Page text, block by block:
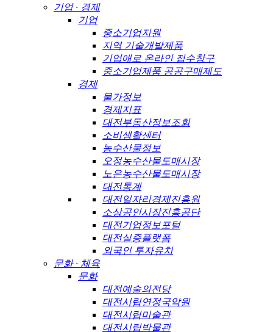
기업 · 경제
기업
중소기업지원
지역 기술개발제품
기업애로 온라인 접수창구
중소기업제품 공공구매제도
경제
물가정보
경제지표
대전부동산정보조회
소비생활센터
농수산물정보
오정농수산물도매시장
노은농수산물도매시장
대전통계
대전일자리경제진흥원
소상공인시장진흥공단
대전기업정보포털
대전실증플랫폼
외국인 투자유치
문화 · 체육
문화
대전예술의전당
대전시립연정국악원
대전시립미술관
대전시립박물관